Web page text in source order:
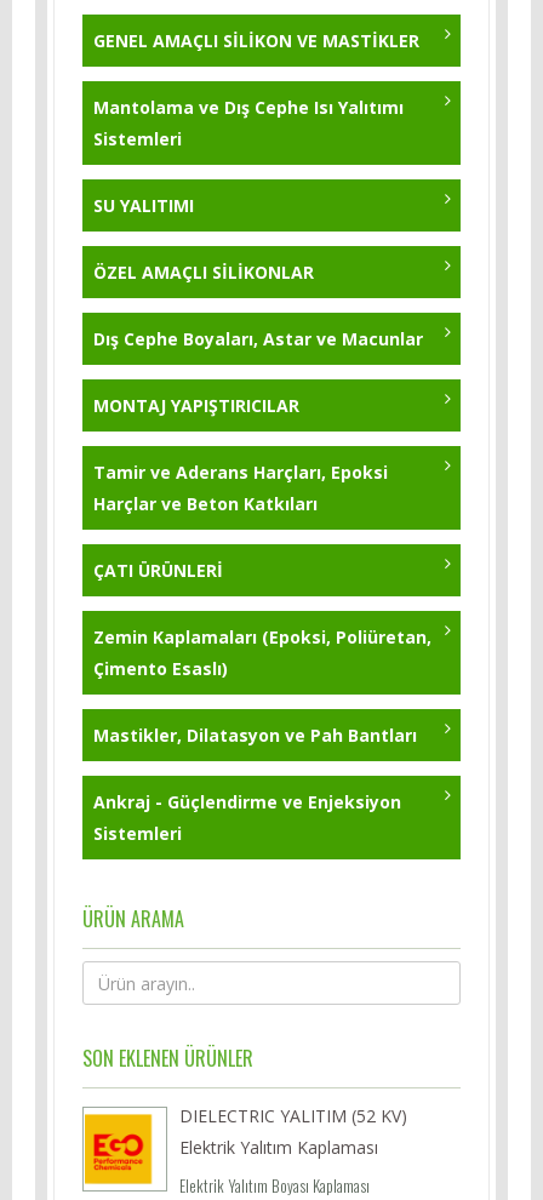
Yıldırım Tozu 5 Kg
KB-Pur 215 - BEYAZ / GRİ - 25 Kg.
KB-Pur 751
KB-Pur 570
KB-Pur 222
KB-Pur 2K Topcoat
KB-Pur 214 - 25 Kg
GENEL AMAÇLI SİLİKON VE MASTİKLER
Mantolama ve Dış Cephe Isı Yalıtımı
Sistemleri
SU YALITIMI
ÖZEL AMAÇLI SİLİKONLAR
Dış Cephe Boyaları, Astar ve Macunlar
MONTAJ YAPIŞTIRICILAR
Tamir ve Aderans Harçları, Epoksi
Harçlar ve Beton Katkıları
ÇATI ÜRÜNLERİ
Zemin Kaplamaları (Epoksi, Poliüretan,
Çimento Esaslı)
Mastikler, Dilatasyon ve Pah Bantları
Ankraj - Güçlendirme ve Enjeksiyon
Sistemleri
ÜRÜN ARAMA
SON EKLENEN ÜRÜNLER
DIELECTRIC YALITIM (52 KV)
Elektrik Yalıtım Kaplaması
Elektrik Yalıtım Boyası Kaplaması